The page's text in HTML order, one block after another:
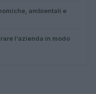
ambientali e
l’azienda in modo